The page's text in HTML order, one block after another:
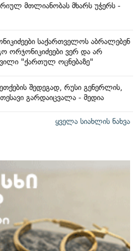
მთლიანობას მხარს უჭერს -
საქართველოს აბრალებენ
ორჯონიკიძეები ვერ და არ
"ქართულ ოცნებაზე"
შედეგად, რუსი გენერლის,
გარდაიცვალა - მედია
ყველა სიახლის ნახვა